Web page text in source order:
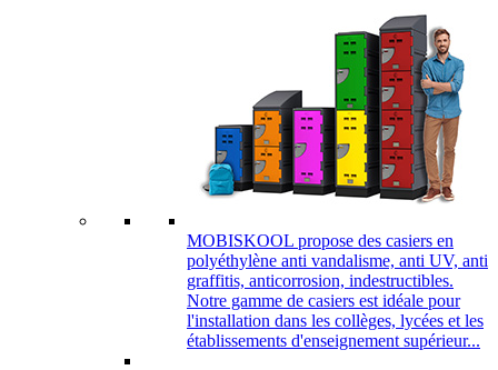
MOBISKOOL propose des casiers en
polyéthylène anti vandalisme, anti UV, anti
graffitis, anticorrosion, indestructibles.
Notre gamme de casiers est idéale pour
l'installation dans les collèges, lycées et les
établissements d'enseignement supérieur...